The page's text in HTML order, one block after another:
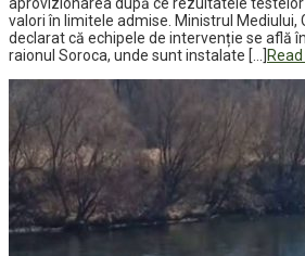
aprovizionarea după ce rezultatele
valori în limitele admise. Ministrul Mediului,
declarat că echipele de intervenție se află
raionul Soroca, unde sunt instalate […]